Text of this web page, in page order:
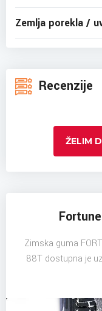
Zemlja porekla /
Recenzije
ŽELIM
Zimska guma
88T dostupna je